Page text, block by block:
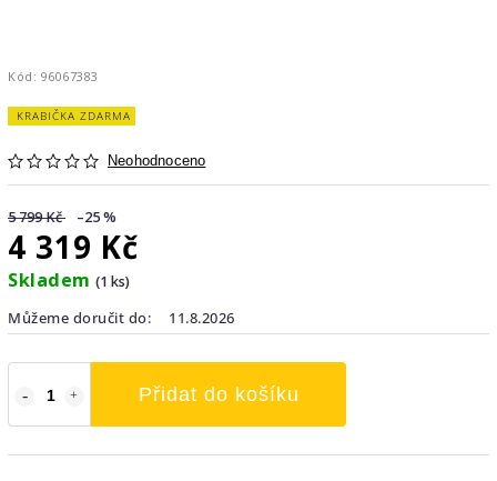
Kód: 96067383
KRABIČKA ZDARMA
Neohodnoceno
5 799 Kč –25 %
4 319 Kč
Skladem (1 ks)
Můžeme doručit do:
11.8.2026
Přidat do košíku